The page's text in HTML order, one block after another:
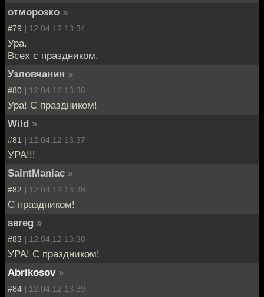
отморозко »
#79 | 12.04.12 13:34
Ура.
Всех с праздником.
Узловчанин »
#80 | 12.04.12 13:36
Ура! С праздником!
Wild »
#81 | 12.04.12 13:37
УРА!!!
SaintManiac »
#82 | 12.04.12 13:38
С праздником!
sereg »
#83 | 12.04.12 13:38
УРА! С праздником!
Abrikosov »
#84 | 12.04.12 13:39